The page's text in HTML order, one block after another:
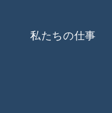
私たちの仕事